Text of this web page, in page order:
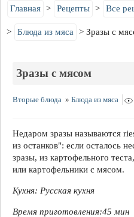
Главная Рецепты Все
Блюда из мяса Зразы с
Зразы с мясом
Вторые блюда » Блюда из мяса
Недаром зразы называются
из останков": если осталось
зразы, из картофельного
или картофельники с мясом.
Кухня: Русская кухня
Время приготовления:45 мин